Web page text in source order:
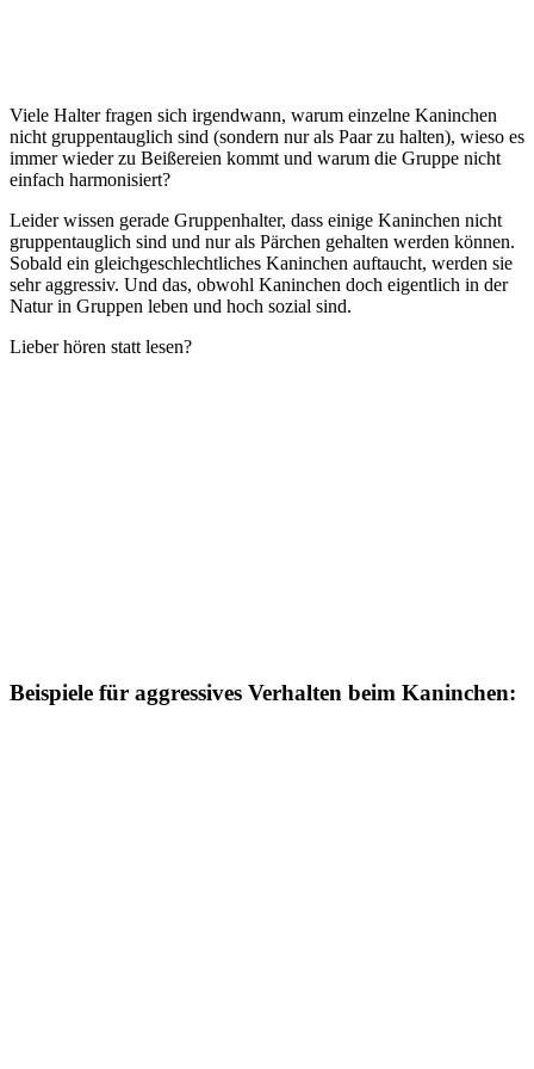
Viele Halter fragen sich irgendwann, warum einzelne Kaninchen
nicht gruppentauglich sind (sondern nur als Paar zu halten), wieso es
immer wieder zu Beißereien kommt und warum die Gruppe nicht
einfach harmonisiert?
Leider wissen gerade Gruppenhalter, dass einige Kaninchen nicht
gruppentauglich sind und nur als Pärchen gehalten werden können.
Sobald ein gleichgeschlechtliches Kaninchen auftaucht, werden sie
sehr aggressiv. Und das, obwohl Kaninchen doch eigentlich in der
Natur in Gruppen leben und hoch sozial sind.
Lieber hören statt lesen?
Beispiele für aggressives Verhalten beim Kaninchen: